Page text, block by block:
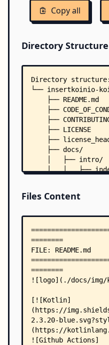
Copy all
Directory Structure
Directory structure:
└── insertkoinio-
    ├── README.md
├──
├──
    ├── LICENSE
├──
    ├── docs/
    │   ├── intro/
│   │   ├──
│   │   ├──
│   │   ├──
│   │   └──
│   ├──
│   │   └──
│   ├──
│   │   ├──
│   │   ├──
│   │   ├──
│   │   ├──
│   │   ├──
│   │   ├──
│   │   ├──
│   │   ├──
Files Content